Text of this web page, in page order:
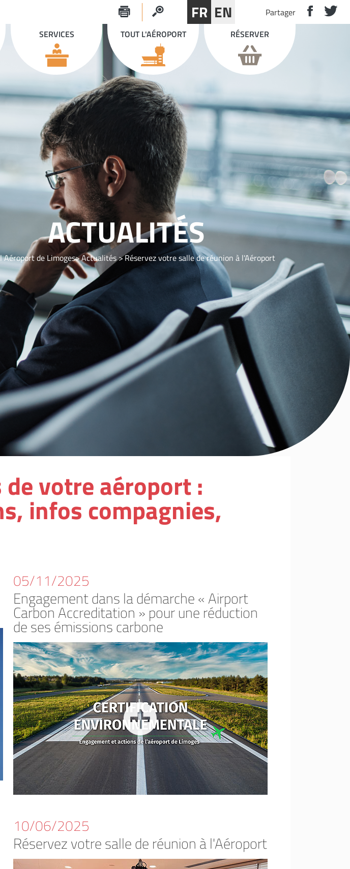
FR EN
Partager
SERVICES TOUT L'AÉROPORT RÉSERVER
ACTUALITÉS
Aéroport de Limoges Actualités Réservez votre salle de réunion à l'Aéroport
votre aéroport :
infos compagnies,
05/11/2025
Engagement dans la démarche « Airport
Carbon Accreditation » pour une réduction
de ses émissions carbone
10/06/2025
Réservez votre salle de réunion à l'Aéroport